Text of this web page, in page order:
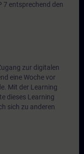
7 entsprechend den
zur digitalen
eine Woche vor
Mit der Learning
dieses Learning
sich zu anderen